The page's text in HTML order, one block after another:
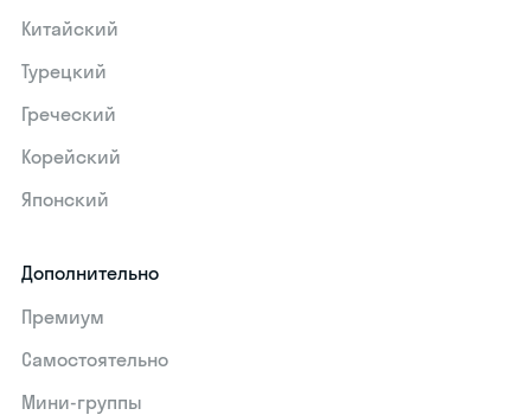
Китайский
Турецкий
Греческий
Корейский
Японский
Дополнительно
Премиум
Самостоятельно
Мини-группы